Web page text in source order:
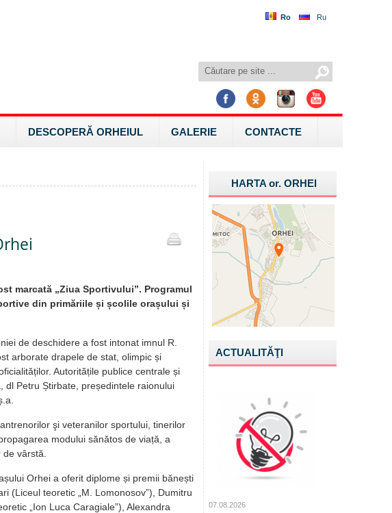
Ro Ru
DESCOPERĂ ORHEIUL GALERIE CONTACTE
marcată „Ziua Sportivului”. Programul
din primăriile și școlile orașului și
de deschidere a fost intonat imnul R.
arborate drapele de stat, olimpic și
Autoritățile publice centrale și
dl Petru Știrbate, președintele raionului
şi veteranilor sportului, tinerilor
modului sănătos de viață, a
vârstă.
Orhei a oferit diplome și premii bănești
(Liceul teoretic „M. Lomonosov”), Dumitru
„Ion Luca Caragiale”), Alexandra
HARTA or.ORHEI
ACTUALITĂŢI
07.08.2026